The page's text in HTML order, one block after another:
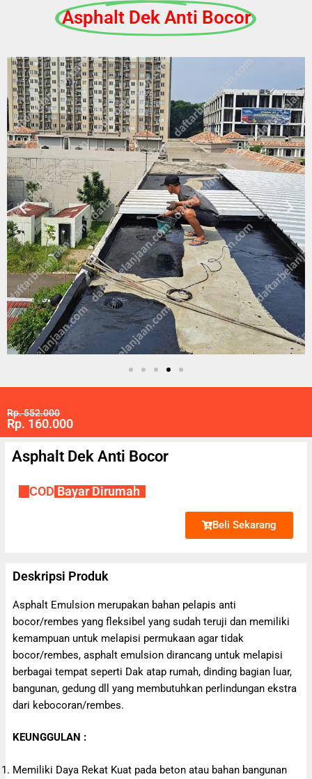
Asphalt Dek Anti Bocor​
Rp. 552.000
Rp. 160.000
Asphalt Dek Anti Bocor
COD Bayar Dirumah
Beli Sekarang
Deskripsi Produk
Asphalt Emulsion merupakan bahan pelapis anti
bocor/rembes yang fleksibel yang sudah teruji dan memiliki
kemampuan untuk melapisi permukaan agar tidak
bocor/rembes, asphalt emulsion dirancang untuk melapisi
berbagai tempat seperti Dak atap rumah, dinding bagian luar,
bangunan, gedung dll yang membutuhkan perlindungan ekstra
dari kebocoran/rembes.
KEUNGGULAN :
Memiliki Daya Rekat Kuat pada beton atau bahan bangunan